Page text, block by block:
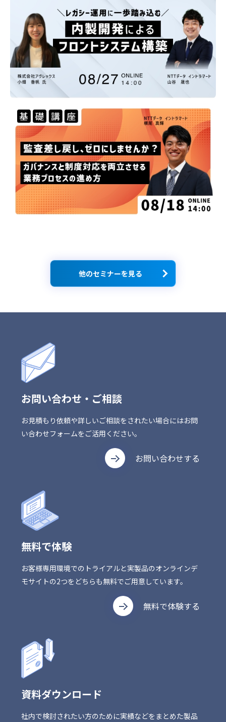
他のセミナーを見る
お問い合わせ・ご相談
お見積もり依頼や詳しいご相談をされたい場合にはお問
い合わせフォームをご活用ください。
お問い合わせする
無料で体験
お客様専用環境でのトライアルと実製品のオンラインデ
モサイトの2つをどちらも無料でご用意しています。
無料で体験する
資料ダウンロード
社内で検討されたい方のために実績などをまとめた製品